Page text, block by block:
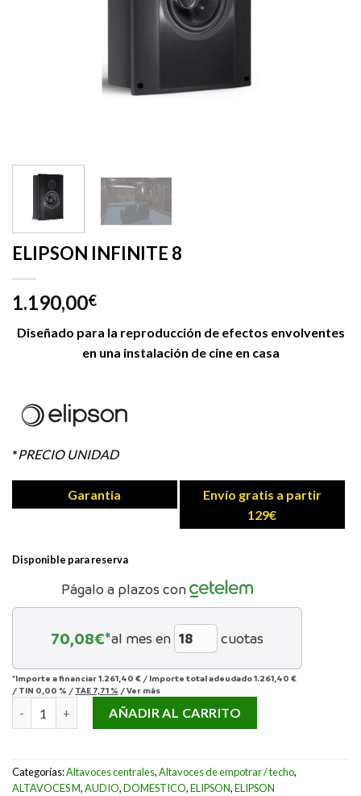
ELIPSON INFINITE 8
1.190,00€
Diseñado para la reproducción de efectos envolventes
en una instalación de cine en casa
*PRECIO UNIDAD
Garantia
Envío gratis a partir
129€
Disponible para reserva
Págalo a plazos con
70,08€*al mes en cuotas
*Importe a financiar1.261,40 € / Importe total adeudado1.261,40 €
/ TIN 0,00 % / TAE 7,71 % /Ver más
ELIPSON INFINITE 8 cantidadAÑADIR AL CARRITO
Categorías:Altavoces centrales,Altavoces de empotrar / techo,
ALTAVOCES M,AUDIO,DOMESTICO,ELIPSON,ELIPSON